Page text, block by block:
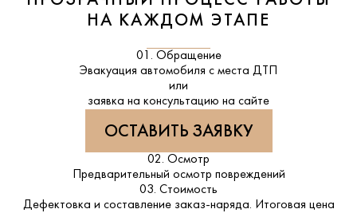
НА КАЖДОМ ЭТАПЕ
01. Обращение
Эвакуация автомобиля с места ДТП
или
заявка на консультацию на сайте
ОСТАВИТЬ ЗАЯВКУ
02. Осмотр
Предварительный осмотр повреждений
03. Стоимость
Дефектовка и составление заказ-наряда. Итоговая цена